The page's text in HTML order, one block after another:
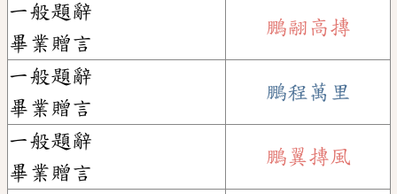
一般題辭
畢業贈言
鵬翮高摶
一般題辭
畢業贈言
鵬程萬里
一般題辭
畢業贈言
鵬翼摶風